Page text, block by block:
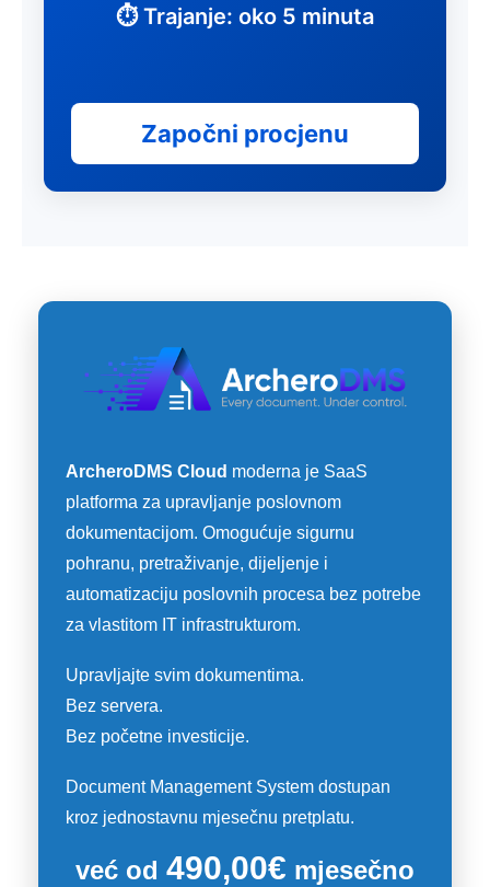
⏱ Trajanje: oko 5 minuta
Započni procjenu
ArcheroDMS Cloud moderna je SaaS
platforma za upravljanje poslovnom
dokumentacijom. Omogućuje sigurnu
pohranu, pretraživanje, dijeljenje i
automatizaciju poslovnih procesa bez potrebe
za vlastitom IT infrastrukturom.
Upravljajte svim dokumentima.
Bez servera.
Bez početne investicije.
Document Management System dostupan
kroz jednostavnu mjesečnu pretplatu.
već od 490,00€ mjesečno